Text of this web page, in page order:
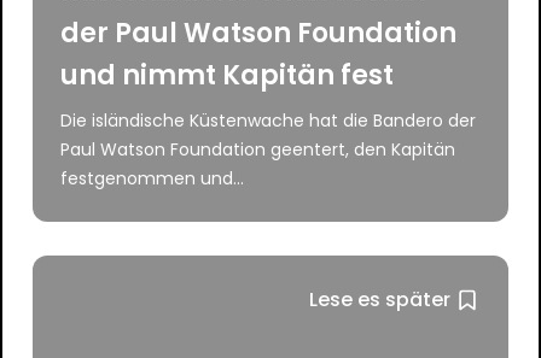
der Paul Watson Foundation
und nimmt Kapitän fest
Die isländische Küstenwache hat die Bandero der
Paul Watson Foundation geentert, den Kapitän
festgenommen und...
Lese es später